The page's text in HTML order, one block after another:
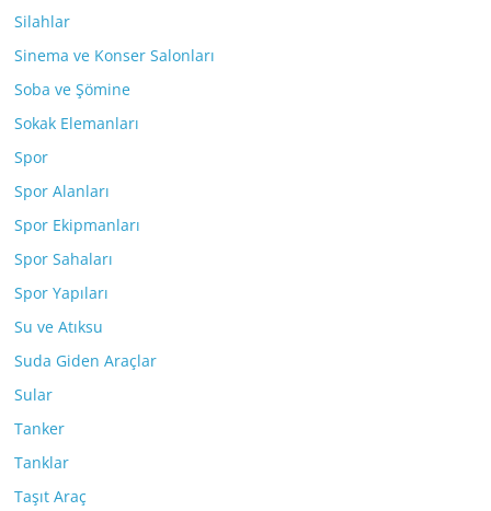
Silahlar
Sinema ve Konser Salonları
Soba ve Şömine
Sokak Elemanları
Spor
Spor Alanları
Spor Ekipmanları
Spor Sahaları
Spor Yapıları
Su ve Atıksu
Suda Giden Araçlar
Sular
Tanker
Tanklar
Taşıt Araç